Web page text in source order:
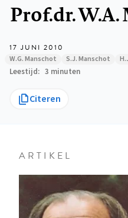
Prof.dr.
17 JUNI 2010
W.G. Manschot S.J. Manschot
Leestijd 3 minuten
Citeren
ARTIKEL